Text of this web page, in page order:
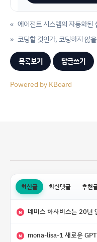
« 에이전트 시스템의 자동화된
코딩할 것인가, 코딩하지 않
»
목록보기 답글쓰기
Powered by KBoard
최신글 최신댓글 추천
N 데미스 하사비스는 20년 안에
N mona-lisa-1 새로운